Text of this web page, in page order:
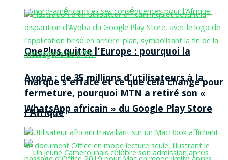
OnePlus quitte l’Europe : pourquoi la
marque s’efface et ce que cela change pour
l’Afrique
Ayoba : de 35 millions d’utilisateurs à la
fermeture, pourquoi MTN a retiré son «
WhatsApp africain » du Google Play Store